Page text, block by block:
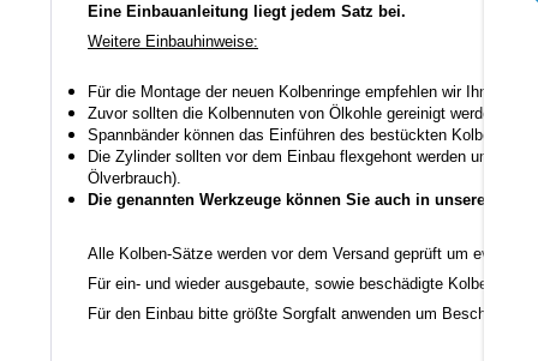
Eine Einbauanleitung liegt jedem Satz bei.
Weitere Einbauhinweise:
Für die Montage der neuen Kolbenringe empfehlen wir Ihnen
Zuvor sollten die Kolbennuten von Ölkohle gereinigt werden
Spannbänder können das Einführen des bestückten Kolbens in
Die Zylinder sollten vor dem Einbau flexgehont werden um den
Ölverbrauch).
Die genannten Werkzeuge können Sie auch in unserem
Alle Kolben-Sätze werden vor dem Versand geprüft um evtl.
Für ein- und wieder ausgebaute, sowie beschädigte Kolben u.
Für den Einbau bitte größte Sorgfalt anwenden um